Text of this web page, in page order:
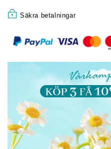
Säkra betalningar